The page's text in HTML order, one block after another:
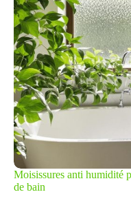
Moisissures anti humidité
de bain